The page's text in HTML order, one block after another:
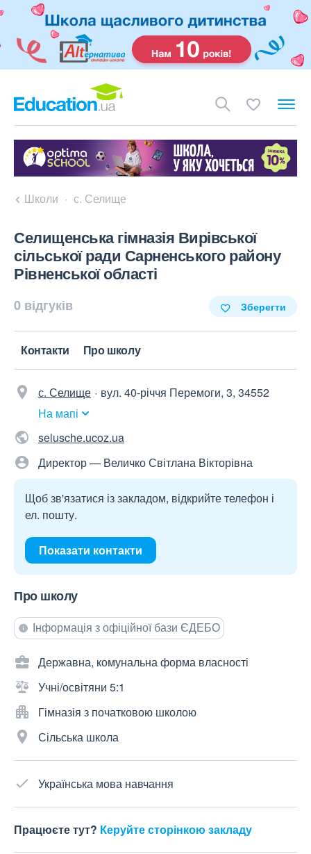
Школи с. Селище
Селищенська гімназія Вирівської
сільської ради Сарненського району
Рівненської області
0 відгуків Зберегти
Контакти Про школу
с. Селище
вул. 40-річчя Перемоги, 3, 34552
На мапі
selusche.ucoz.ua
Директор — Величко Світлана Вікторівна
Щоб зв'язатися із закладом, відкрийте телефон і
ел. пошту.
Показати контакти
Про школу
Інформація з офіційної бази ЄДЕБО
Державна, комунальна форма власності
Учні/освітяни 5:1
Гімназія з початковою школою
Сільська школа
Українська мова навчання
Працюєте тут? Керуйте сторінкою закладу